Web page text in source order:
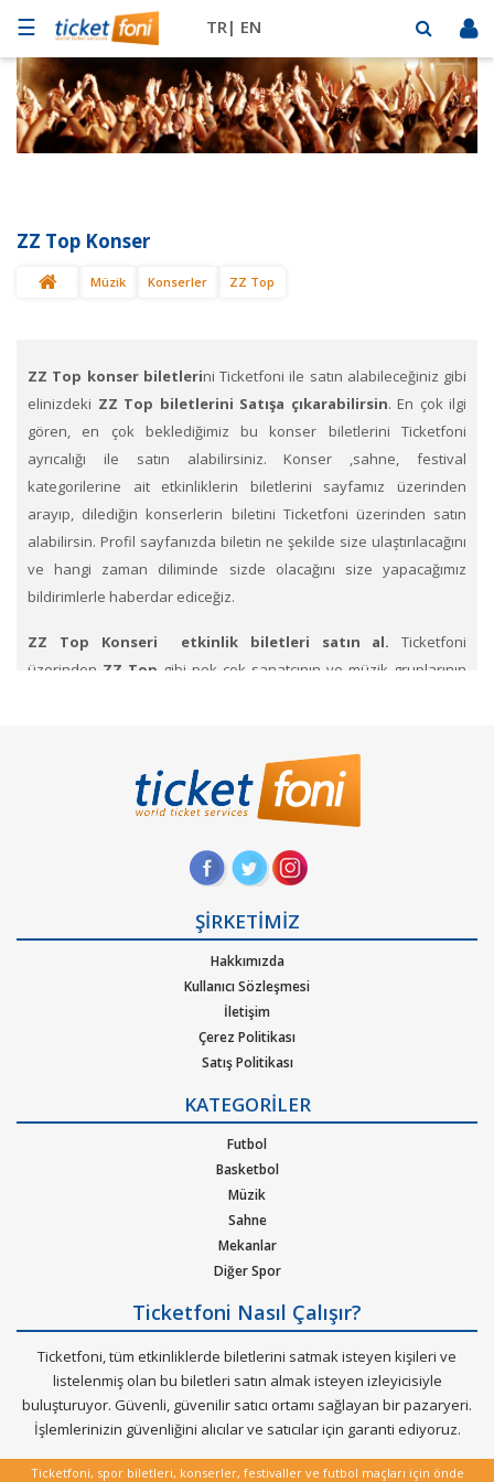
☰ TR| EN
Futbol
Basketbol
Mekanlar
Diğer
SAT
ZZ Top Konser
Müzik Konserler ZZ Top
ZZ Top konser biletlerini Ticketfoni ile satın alabileceğiniz gibi
elinizdeki ZZ Top biletlerini Satışa çıkarabilirsin. En çok ilgi
gören, en çok beklediğimiz bu konser biletlerini Ticketfoni
ayrıcalığı ile satın alabilirsiniz. Konser ,sahne, festival
kategorilerine ait etkinliklerin biletlerini sayfamız üzerinden
arayıp, dilediğin konserlerin biletini Ticketfoni üzerinden satın
alabilirsin. Profil sayfanızda biletin ne şekilde size ulaştırılacağını
ve hangi zaman diliminde sizde olacağını size yapacağımız
bildirimlerle haberdar ediceğiz.
ZZ Top Konseri etkinlik biletleri satın al. Ticketfoni
üzerinden ZZ Top gibi pek çok sanatçının ve müzik gruplarının
ZZ Top konser bileti satın almak içinTicketfoni ye üye
olunuz. Bilet seçiminizi yapınız. (Katılmak istediğiniz etkinlik ya da
etkinliklere ait siteye optimize edilmiş oturma planları ve kategori
adımına geçiniz. Artık biletiniz hazır.
Hangi müzik türlerinde Ticketfoniden bilet bulup
satınalabilirim. Müzik türlerinden Alternatif, Dans – Elektronik
pop, rock, blues, New Age, caz, klasik, Latin Tango ska, reggae,
metal, hip-hop ya da r&b gibi pek çok müzik türleri için
oluşturulan etkinliklere bilet bulabilirsiniz. Elinizdeki
gidemeyeceğiniz konserlerin biletlerini de satabileceğiniz çok
özel bir hizmeti Ticketfoni sizler için sunuyor.
Dünya çapında en çok dinlenen, dünyada en çok konser veren
sanatçıların soluksuz konser turneleriyle biletleri günler
öncesinden tükenen etkinliklerin biletlerini Ticketfoni
güvencesiyle satın alabilirisiniz.
ŞİRKETİMİZ
Hakkımızda
Kullanıcı Sözleşmesi
İletişim
Çerez Politikası
Satış Politikası
Kurumsal Ağırlama
Nasıl Çalışır
Bilet Tipi ve Teslimat
Üyelik Doğrulama
Sık Sorulan Sorular
KATEGORİLER
Futbol
Basketbol
Müzik
Sahne
Mekanlar
Diğer Spor
Ticketfoni Nasıl Çalışır?
Ticketfoni, tüm etkinliklerde biletlerini satmak isteyen kişileri ve
listelenmiş olan bu biletleri satın almak isteyen izleyicisiyle
buluşturuyor. Güvenli, güvenilir satıcı ortamı sağlayan bir pazaryeri.
İşlemlerinizin güvenliğini alıcılar ve satıcılar için garanti ediyoruz.
Ticketfoni, spor biletleri, konserler, festivaller ve futbol maçları için önde